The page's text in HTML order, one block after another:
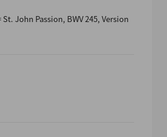
John Passion, BWV 245, Version